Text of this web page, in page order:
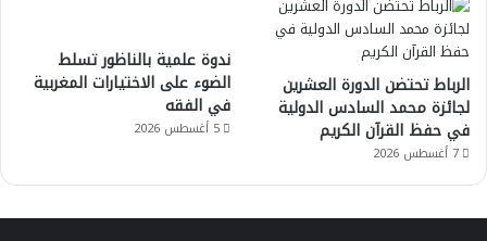
الرباط تحتضن الدورة العشرين
لجائزة محمد السادس الدولية
في حفظ القرآن الكريم
7 أغسطس 2026
ندوة علمية بالناظور تسلط
الضوء على الاختيارات المغربية
في الفقه
5 أغسطس 2026